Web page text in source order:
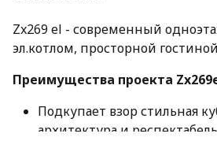
Zx269 el - современный
эл.котлом, просторной
Преимущества проекта Zx269
Подкупает взор стильная
архитектура и